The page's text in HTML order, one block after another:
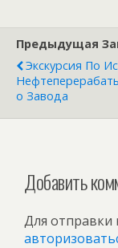
Предыдущая
Экскурсия По
О Завода
Добавить
Для